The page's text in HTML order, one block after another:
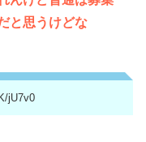
と思うけどな
jU7v0